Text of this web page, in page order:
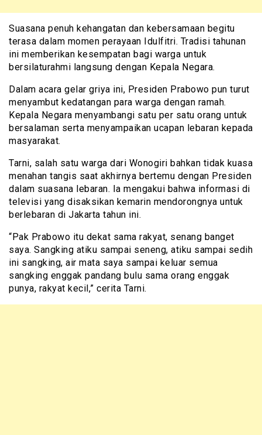
Suasana penuh kehangatan dan kebersamaan begitu
terasa dalam momen perayaan Idulfitri. Tradisi tahunan
ini memberikan kesempatan bagi warga untuk
bersilaturahmi langsung dengan Kepala Negara.
Dalam acara gelar griya ini, Presiden Prabowo pun turut
menyambut kedatangan para warga dengan ramah.
Kepala Negara menyambangi satu per satu orang untuk
bersalaman serta menyampaikan ucapan lebaran kepada
masyarakat.
Tarni, salah satu warga dari Wonogiri bahkan tidak kuasa
menahan tangis saat akhirnya bertemu dengan Presiden
dalam suasana lebaran. Ia mengakui bahwa informasi di
televisi yang disaksikan kemarin mendorongnya untuk
berlebaran di Jakarta tahun ini.
“Pak Prabowo itu dekat sama rakyat, senang banget
saya. Sangking atiku sampai seneng, atiku sampai sedih
ini sangking, air mata saya sampai keluar semua
sangking enggak pandang bulu sama orang enggak
punya, rakyat kecil,” cerita Tarni.